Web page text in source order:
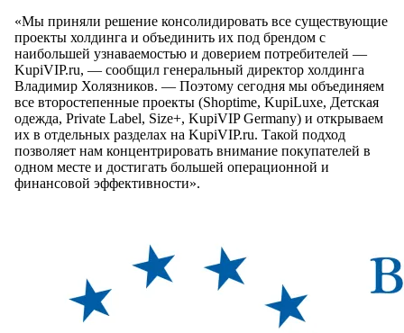
«Мы приняли решение консолидировать все существующие
проекты холдинга и объединить их под брендом с
наибольшей узнаваемостью и доверием потребителей —
KupiVIP.ru, — сообщил генеральный директор холдинга
Владимир Холязников. — Поэтому сегодня мы объединяем
все второстепенные проекты (Shoptime, KupiLuxe, Детская
одежда, Private Label, Size+, KupiVIP Germany) и открываем
их в отдельных разделах на KupiVIP.ru. Такой подход
позволяет нам концентрировать внимание покупателей в
одном месте и достигать большей операционной и
финансовой эффективности».